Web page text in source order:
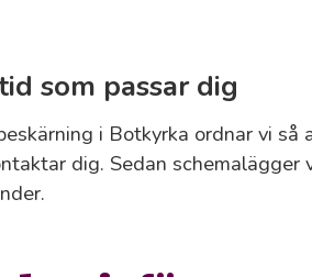
som passar dig
i Botkyrka ordnar vi så
dig. Sedan